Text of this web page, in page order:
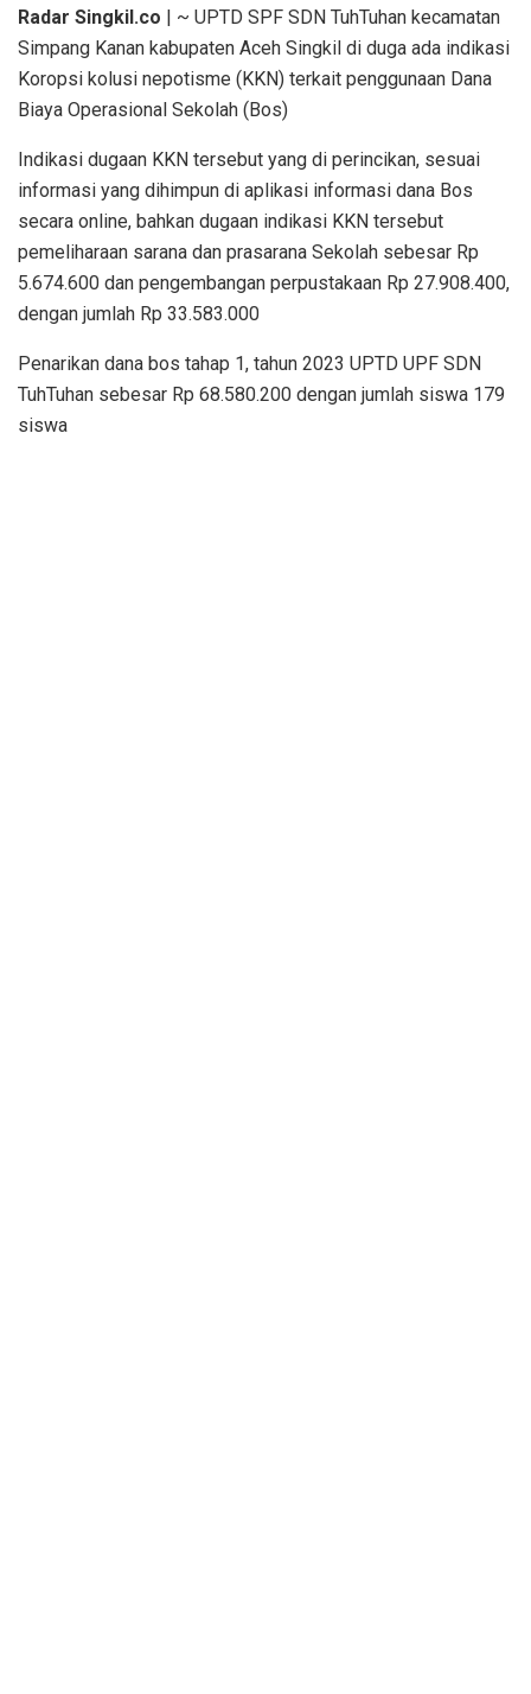
Radar Singkil.co | ~ UPTD SPF SDN TuhTuhan kecamatan
Simpang Kanan kabupaten Aceh Singkil di duga ada indikasi
Koropsi kolusi nepotisme (KKN) terkait penggunaan Dana
Biaya Operasional Sekolah (Bos)
Indikasi dugaan KKN tersebut yang di perincikan, sesuai
informasi yang dihimpun di aplikasi informasi dana Bos
secara online, bahkan dugaan indikasi KKN tersebut
pemeliharaan sarana dan prasarana Sekolah sebesar Rp
5.674.600 dan pengembangan perpustakaan Rp 27.908.400,
dengan jumlah Rp 33.583.000
Penarikan dana bos tahap 1, tahun 2023 UPTD UPF SDN
TuhTuhan sebesar Rp 68.580.200 dengan jumlah siswa 179
siswa